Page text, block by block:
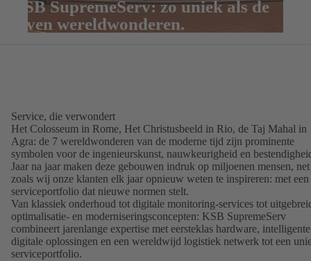
KSB SupremeServ: zo uniek als de
zeven wereldwonderen.
Service, die verwondert
Het Colosseum in Rome, Het Christusbeeld in Rio, de Taj Mahal in
Agra: de 7 wereldwonderen van de moderne tijd zijn prominente
symbolen voor de ingenieurskunst, nauwkeurigheid en
Jaar na jaar maken deze gebouwen indruk op miljoenen mensen, net
zoals wij onze klanten elk jaar opnieuw weten te inspireren: met een
serviceportfolio dat nieuwe normen stelt.
Van klassiek onderhoud tot digitale monitoring-services tot
optimalisatie- en moderniseringsconcepten: KSB SupremeServ
combineert jarenlange expertise met eersteklas hardware, intelligente
digitale oplossingen en een wereldwijd logistiek netwerk tot een
serviceportfolio.